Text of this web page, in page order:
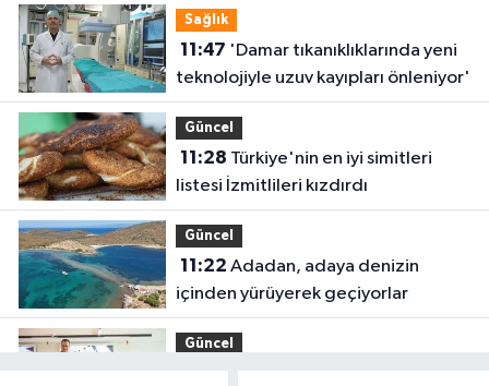
Sağlık
11:47
teknolojiyle uzuv kayıpları önleniyor'
Güncel
11:28
listesi İzmitlileri kızdırdı
Güncel
11:22
içinden yürüyerek geçiyorlar
Güncel